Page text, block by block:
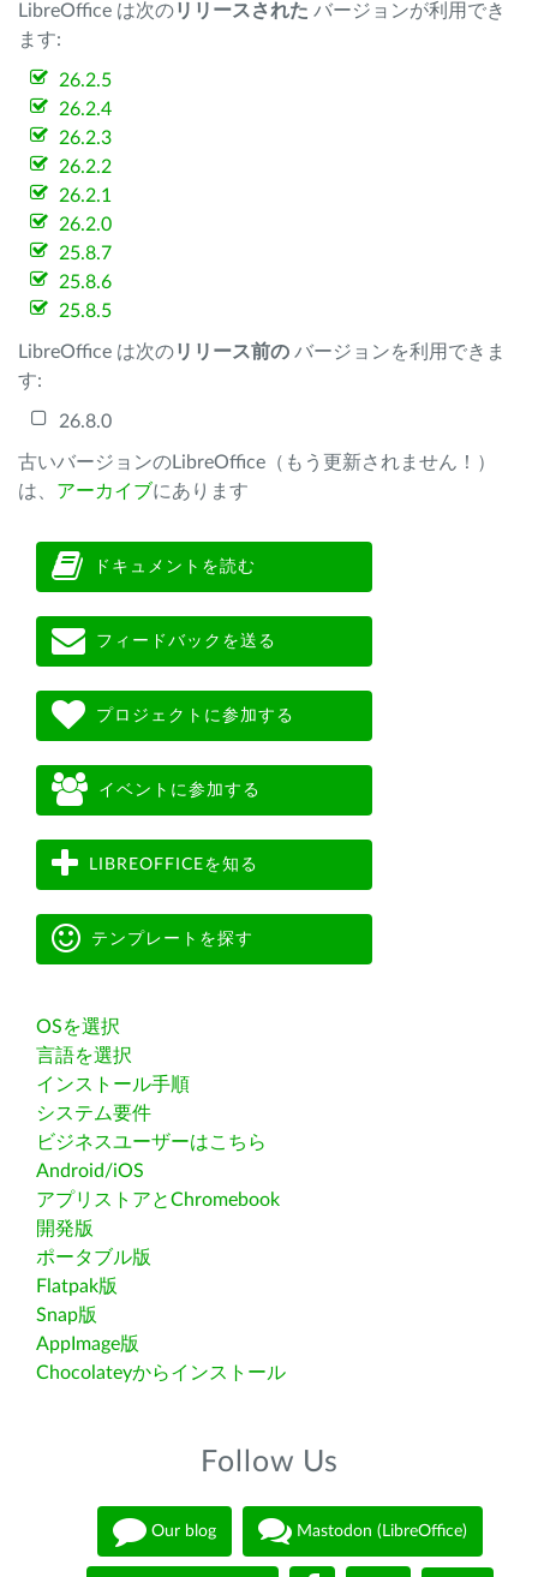
LibreOffice は次のリリースされた バージョンが利用でき
ます:
26.2.5
26.2.4
26.2.3
26.2.2
26.2.1
26.2.0
25.8.7
25.8.6
25.8.5
LibreOffice は次のリリース前の バージョンを利用できま
す:
26.8.0
古いバージョンのLibreOffice（もう更新されません！）
は、 アーカイブにあります
ドキュメントを読む
フィードバックを送る
プロジェクトに参加する
イベントに参加する
LIBREOFFICEを知る
テンプレートを探す
OSを選択
言語を選択
インストール手順
システム要件
ビジネスユーザーはこちら
Android/iOS
アプリストアとChromebook
開発版
ポータブル版
Flatpak版
Snap版
AppImage版
Chocolateyからインストール
Follow Us
Our blog Mastodon (LibreOffice)